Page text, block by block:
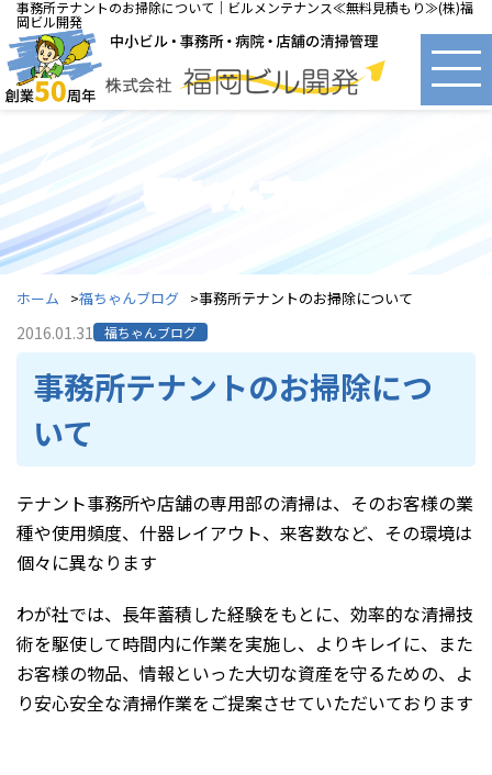
事務所テナントのお掃除について｜ビルメンテナンス≪無料見積もり≫(株)福
岡ビル開発
福ちゃんブログ
ホーム 福ちゃんブログ 事務所テナントのお掃除について
2016.01.31 福ちゃんブログ
事務所テナントのお掃除につ
いて
テナント事務所や店舗の専用部の清掃は、そのお客様の業
種や使用頻度、什器レイアウト、来客数など、その環境は
個々に異なります
わが社では、長年蓄積した経験をもとに、効率的な清掃技
術を駆使して時間内に作業を実施し、よりキレイに、また
お客様の物品、情報といった大切な資産を守るための、よ
り安心安全な清掃作業をご提案させていただいております